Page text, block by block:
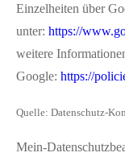
Einzelheiten über
unter: https://
weitere
Google: https://
Quelle: Datenschutz-
Mein-